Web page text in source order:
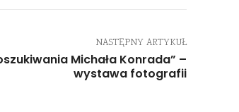
NASTĘPNY ARTYKUŁ
Michała Konrada” –
wystawa fotografii